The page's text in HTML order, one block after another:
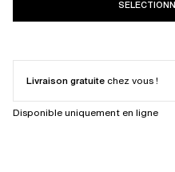
Livraison gratuite chez vous !
Disponible uniquement en ligne